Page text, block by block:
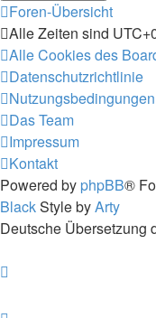
Foren-Übersicht
Alle Zeiten sind
Alle Cookies des
Datenschutzrichtlinie
Nutzungsbedingungen
Das Team
Impressum
Kontakt
Powered by phpBB®
BlackStyle byArty
Deutsche Übersetzung